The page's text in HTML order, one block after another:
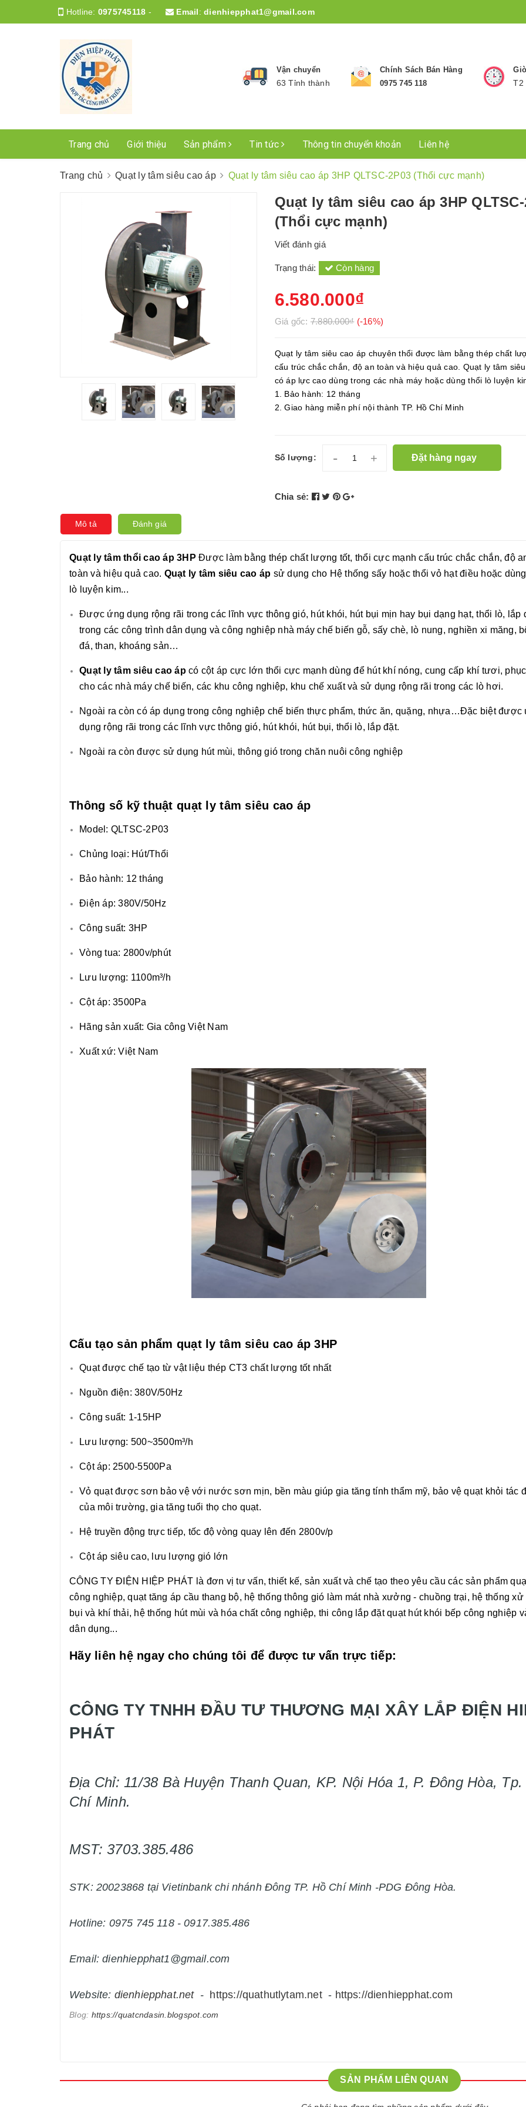
Hotline: 0975745118 - Email: dienhiepphat1@gmail.com
Vận chuyển
63 Tỉnh thành
Chính Sách Bán Hàng
0975 745 118
T2
Trang chủ Giới thiệu Sản phẩm Tin tức Thông tin chuyển khoản Liên hệ
Trang chủ Quạt ly tâm siêu cao áp Quạt ly tâm siêu cao áp 3HP QLTSC-2P03 (Thổi cực mạnh)
Quạt ly tâm siêu cao áp 3HP QLTSC-
(Thổi cực mạnh)
Viết đánh giá
Trạng thái: Còn hàng
6.580.000₫
Giá gốc: 7.880.000₫ (-16%)
Quạt ly tâm siêu cao áp chuyên thổi được làm bằng thép chất
cấu trúc chắc chắn, độ an toàn và hiệu quả cao. Quạt ly tâm
có áp lực cao dùng trong các nhà máy hoặc dùng thổi lò luyện
1. Bảo hành: 12 tháng
2. Giao hàng miễn phí nội thành TP. Hồ Chí Minh
Số lượng: - + Đặt hàng ngay
Chia sẻ:
Mô tả Đánh giá
Quạt ly tâm thổi cao áp 3HP Được làm bằng thép chất lượng tốt, thổi cực mạnh cấu trúc chắc chắn, độ
toàn và hiệu quả cao. Quạt ly tâm siêu cao áp sử dụng cho Hệ thống sấy hoặc thổi vỏ hạt điều hoặc
lò luyện kim...
Được ứng dụng rộng rãi trong các lĩnh vực thông gió, hút khói, hút bụi mịn hay bụi dạng hạt, thổi lò, lắp
trong các công trình dân dụng và công nghiệp nhà máy chế biến gỗ, sấy chè, lò nung, nghiền xi măng,
đá, than, khoáng sản…
Quạt ly tâm siêu cao ápcó cột áp cực lớn thổi cực mạnh dùng để hút khí nóng, cung cấp khí tươi,
cho các nhà máy chế biến, các khu công nghiệp, khu chế xuất và sử dụng rộng rãi trong các lò hơi.
Ngoài ra còn có áp dụng trong công nghiệp chế biến thực phẩm, thức ăn, quặng, nhựa…Đặc biệt được
dụng rộng rãi trong các lĩnh vực thông gió, hút khói, hút bụi, thổi lò, lắp đặt.
Ngoài ra còn được sử dụng hút mùi, thông gió trong chăn nuôi công nghiệp
Thông số kỹ thuật quạt ly tâm siêu cao áp
Model: QLTSC-2P03
Chủng loại: Hút/Thổi
Bảo hành: 12 tháng
Điện áp: 380V/50Hz
Công suất: 3HP
Vòng tua: 2800v/phút
Lưu lượng: 1100m³/h
Cột áp: 3500Pa
Hãng sản xuất: Gia công Việt Nam
Xuất xứ: Việt Nam
Cấu tạo sản phẩm quạt ly tâm siêu cao áp 3HP
Quạt được chế tạo từ vật liệu thép CT3 chất lượng tốt nhất
Nguồn điện: 380V/50Hz
Công suất: 1-15HP
Lưu lượng: 500~3500m³/h
Cột áp: 2500-5500Pa
Vỏ quạt được sơn bảo vệ với nước sơn mịn, bền màu giúp gia tăng tính thẩm mỹ, bảo vệ quạt khỏi tác
của môi trường, gia tăng tuổi thọ cho quạt.
Hệ truyền động trực tiếp, tốc độ vòng quay lên đến 2800v/p
Cột áp siêu cao, lưu lượng gió lớn
CÔNG TY ĐIỆN HIỆP PHÁT là đơn vị tư vấn, thiết kế, sản xuất và chế tạo theo yêu cầu các sản phẩm
công nghiệp, quạt tăng áp cầu thang bộ, hệ thống thông gió làm mát nhà xưởng - chuồng trại, hệ thống xử
bụi và khí thải, hệ thống hút mùi và hóa chất công nghiệp, thi công lắp đặt quạt hút khói bếp công nghiệp
dân dụng...
Hãy liên hệ ngay cho chúng tôi để được tư vấn trực tiếp:
CÔNG TY TNHH ĐẦU TƯ THƯƠNG MẠI XÂY LẮP ĐIỆN
PHÁT
Địa Chỉ: 11/38 Bà Huyện Thanh Quan, KP. Nội Hóa 1, P. Đông Hòa, Tp.
Chí Minh.
MST: 3703.385.486
STK: 20023868 tại Vietinbank chi nhánh Đông TP. Hồ Chí Minh -PDG Đông Hòa.
Hotline: 0975 745 118 - 0917.385.486
Email: dienhiepphat1@gmail.com
Website: dienhiepphat.net - https://quathutlytam.net- https://dienhiepphat.com
Blog: https://quatcndasin.blogspot.com
SẢN PHẨM LIÊN QUAN